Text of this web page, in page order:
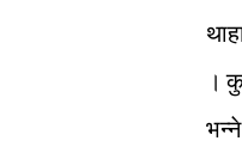
।